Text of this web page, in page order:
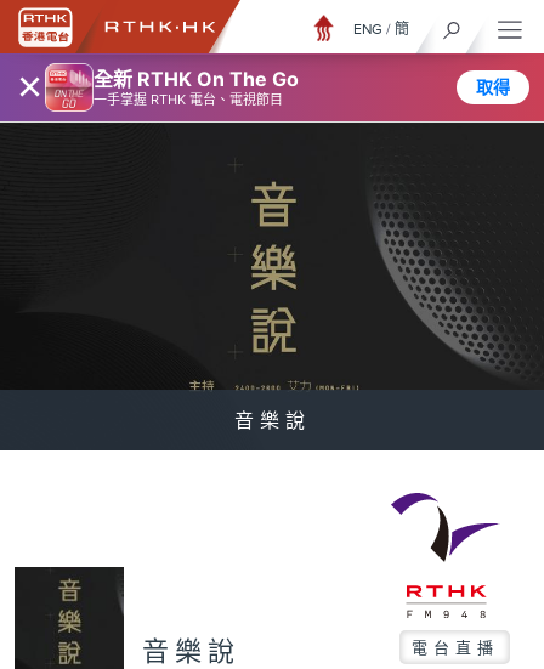
× 全新 RTHK On The Go
一手掌握 RTHK 電台、電視節目
取得
ENG / 簡
音樂說
音樂說 電台直播